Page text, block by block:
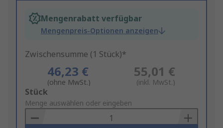
Mengenrabatt verfügbar
Mengenpreis-Optionen anzeigen
Zwischensumme (1 Stück)*
46,23 €
(ohne MwSt.)
55,01 €
(inkl. MwSt.)
Add
to
Basket
Stück
Menge auswählen oder eingeben